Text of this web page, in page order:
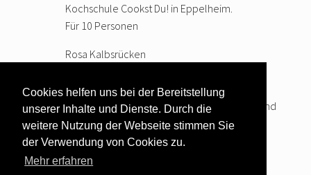
Cookies helfen uns bei der Bereitstellung
unserer Inhalte und Dienste. Durch die
weitere Nutzung der Webseite stimmen Sie
der Verwendung von Cookies zu.
Mehr erfahren
Kochschule Cookst Du! in Eppelheim.
Für 10 Personen
Rosa Kalbsrücken
Salz, Pfeffer
Zubereitung: Das Fleisch parieren, mit Salz und
Pfeffer würzen und scharf… weiter lesen